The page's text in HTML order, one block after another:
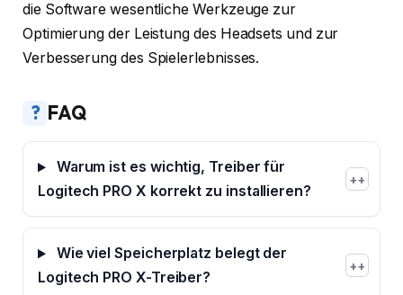
die Software wesentliche Werkzeuge zur
Optimierung der Leistung des Headsets und zur
Verbesserung des Spielerlebnisses.
? FAQ
Warum ist es wichtig, Treiber für
Logitech PRO X korrekt zu installieren?
+
Wie viel Speicherplatz belegt der
Logitech PRO X-Treiber?
+